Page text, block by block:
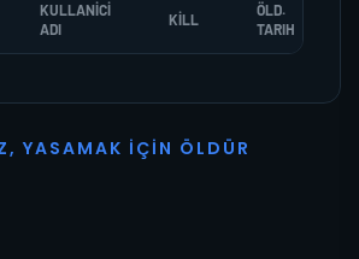
KULLANICI
ADI
KILL
ÖLD.
TARIH
, YASAMAK İ ÇI N Ö L D Ü R